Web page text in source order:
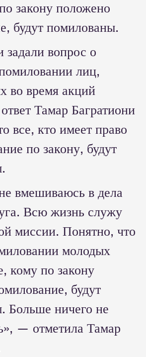
закону положено
будут помилованы.
задали вопрос о
лиц,
во время акций
Тамар Багратиони
все, кто имеет право
по закону, будут
вмешиваюсь в дела
Всю жизнь служу
миссии. Понятно, что
молодых
кому по закону
будут
Больше ничего не
— отметила Тамар